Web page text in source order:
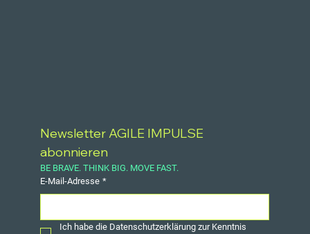
Newsletter AGILE IMPULSE
abonnieren
BE BRAVE. THINK BIG. MOVE FAST.
E-Mail-Adresse *
Ich habe die Datenschutzerklärung zur Kenntnis